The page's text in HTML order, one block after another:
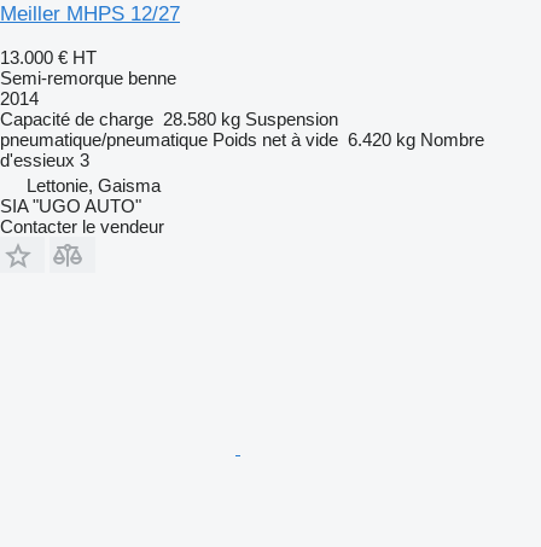
Meiller MHPS 12/27
13.000 € HT
Semi-remorque benne
2014
Capacité de charge 28.580 kg Suspension
pneumatique/pneumatique Poids net à vide 6.420 kg Nombre
d'essieux 3
Lettonie, Gaisma
SIA "UGO AUTO"
Contacter le vendeur